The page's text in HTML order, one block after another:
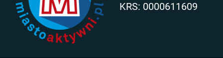
KRS: 0000611609